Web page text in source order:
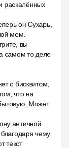
раскалённых
он Сухарь,
мем.
вы
самом то деле
с бисквитом,
что на
Может
античной
чему
текст